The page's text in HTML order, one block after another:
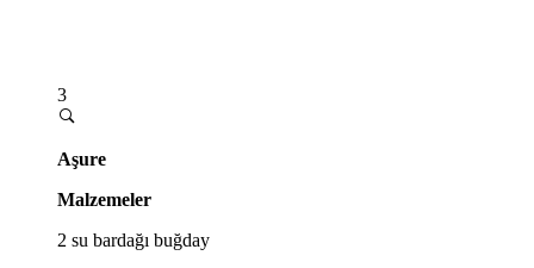
3
Aşure
Malzemeler
2 su bardağı buğday